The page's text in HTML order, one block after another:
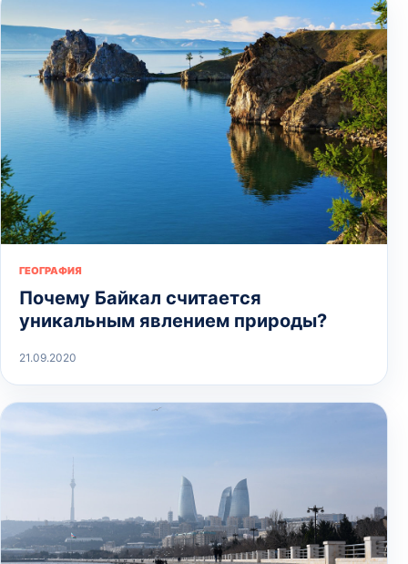
ГЕОГРАФИЯ
Почему Байкал считается
уникальным явлением природы?
21.09.2020